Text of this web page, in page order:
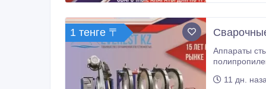
1 тенге 〒
Аппараты стыковой
материала.
11 дн.